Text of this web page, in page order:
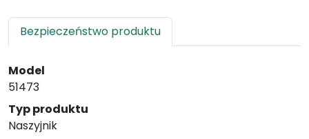
Bezpieczeństwo produktu
Model
51473
Typ produktu
Naszyjnik